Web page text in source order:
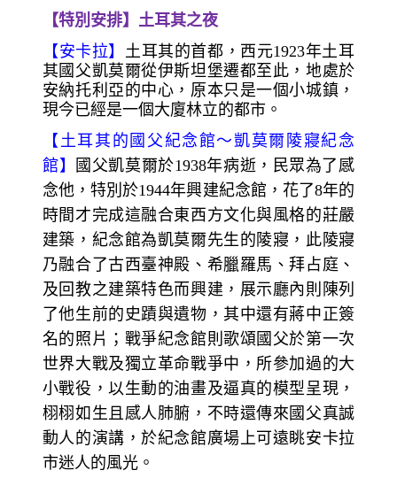
【特別安排】土耳其之夜
【安卡拉】 土耳其的首都，西元1923年土耳
其國父凱莫爾從伊斯坦堡遷都至此，地處於
安納托利亞的中心，原本只是一個小城鎮，
現今已經是一個大廈林立的都市。
【 土耳其的國父紀念館～凱莫爾陵寢紀念
館】
國父凱莫爾於1938年病逝，民眾為了感
念他，特別於1944年興建紀念館，花了8年的
時間才完成這融合東西方文化與風格的莊嚴
建築，紀念館為凱莫爾先生的陵寢，此陵寢
乃融合了古西臺神殿、希臘羅馬、拜占庭、
及回教之建築特色而興建，展示廳內則陳列
了他生前的史蹟與遺物，其中還有蔣中正簽
名的照片；戰爭紀念館則歌頌國父於第一次
世界大戰及獨立革命戰爭中，所參加過的大
小戰役，以生動的油畫及逼真的模型呈現，
栩栩如生且感人肺腑，不時還傳來國父真誠
動人的演講，於紀念館廣場上可遠眺安卡拉
市迷人的風光。